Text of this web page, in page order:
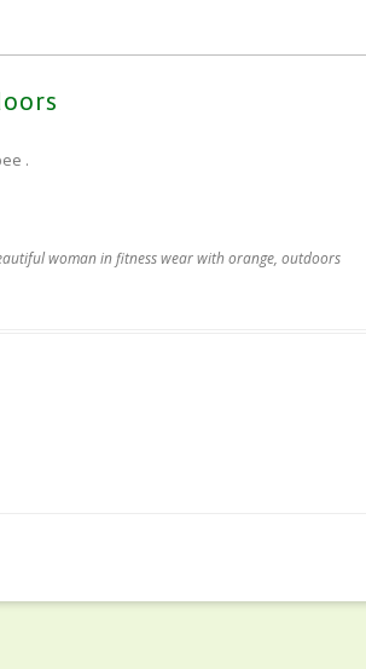
.
woman in fitness wear with orange, outdoors